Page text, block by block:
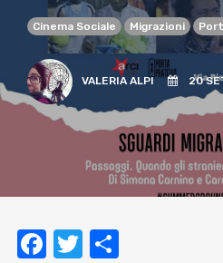
Cinema Sociale Migrazioni
VALERIA ALPI 20
Facebook
Twitter